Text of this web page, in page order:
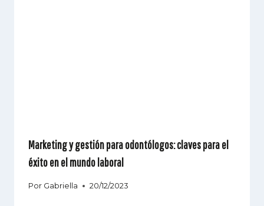
Marketing y gestión para odontólogos: claves para el
éxito en el mundo laboral
Por Gabriella 20/12/2023